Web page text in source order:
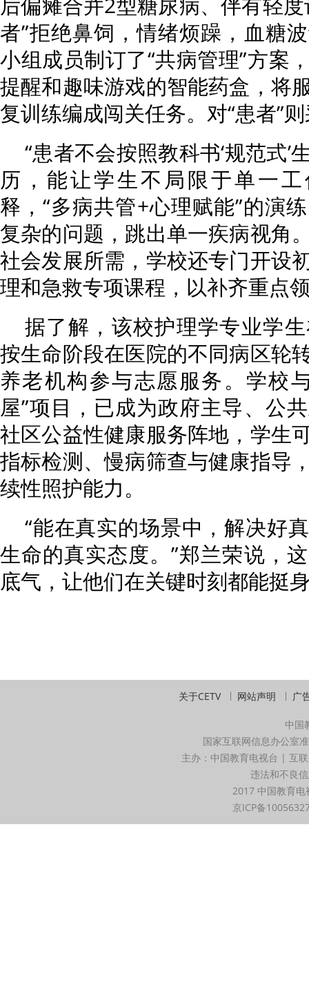
者”拒绝鼻饲，情绪烦躁，血糖
小组成员制订了“共病管理”方案
提醒和趣味游戏的智能药盒，将
复训练编成闯关任务。对“患者”
“患者不会按照教科书‘规范式
历，能让学生不局限于单一
释，“多病共管+心理赋能”的演
复杂的问题，跳出单一疾病视角
社会发展所需，学校还专门开设
理和急救专项课程，以补齐重点
据了解，该校护理学专业学
按生命阶段在医院的不同病区轮
养老机构参与志愿服务。学校
屋”项目，已成为政府主导、公
社区公益性健康服务阵地，学生
指标检测、慢病筛查与健康指导
续性照护能力。
“能在真实的场景中，解决好
生命的真实态度。”郑兰荣说，
底气，让他们在关键时刻都能挺
关于CETV 网站声明 广
中国
国家互联网信息办公室
主办：中国教育电视台 | 互
违法和不良
2017 中国教育
京ICP备